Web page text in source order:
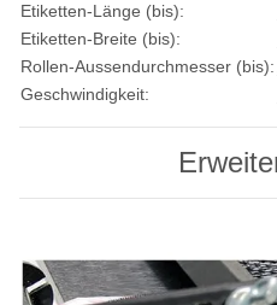
Etiketten-Länge (bis):
Etiketten-Breite (bis):
Rollen-Aussendurchmesser (bis):
Geschwindigkeit: